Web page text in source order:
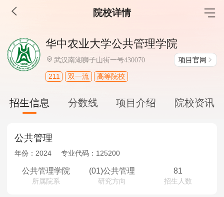
院校详情
MBA工商管理
院校库 考试报名 招生政策 学制学费
报名流程
考试真题
报考经验 招生简章
MEM工程管理
考试真题
报考经验
院校库 考试报名 招生政策
报名流程
华中农业大学公共管理学院
武汉南湖狮子山街一号430070 项目官网
211 双一流 高等院校
招生信息 分数线 项目介绍 院校资讯
公共管理
年份： 2024 专业代码： 125200
公共管理学院
所属院系
(01)公共管理
研究方向
81
招生人数